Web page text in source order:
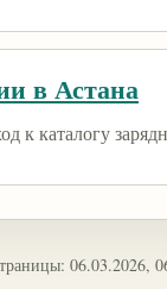
в Астана
к каталогу
06.03.2026,